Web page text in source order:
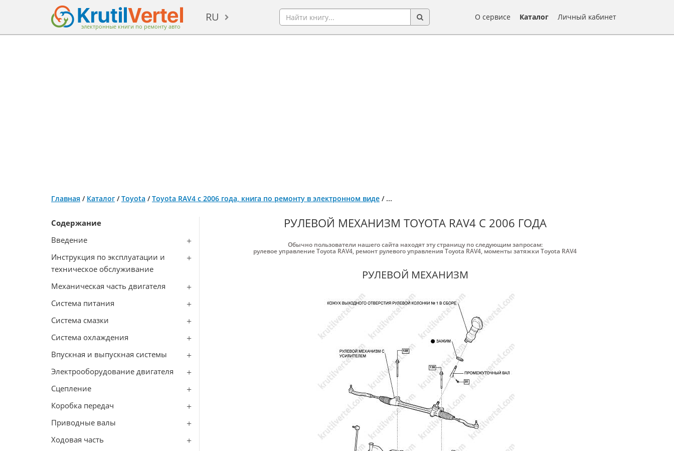
электронные книги по ремонту авто
RU О сервисе Каталог Личный кабинет
Главная / Каталог /Toyota /Toyota RAV4 с 2006 года, книга по ремонту в электронном виде / ...
Содержание
Введение
Инструкция по эксплуатации и
техническое обслуживание
Механическая часть двигателя
Система питания
Система смазки
Система охлаждения
Впускная и выпускная системы
Электрооборудование двигателя
Сцепление
Коробка передач
Приводные валы
Ходовая часть
РУЛЕВОЙ МЕХАНИЗМ TOYOTA RAV4 С 2006 ГОДА
Обычно пользователи нашего сайта находят эту страницу по следующим запросам:
рулевое управление Toyota RAV4, ремонт рулевого управления Toyota RAV4, моменты затяжки Toyota RAV4
РУЛЕВОЙ МЕХАНИЗМ